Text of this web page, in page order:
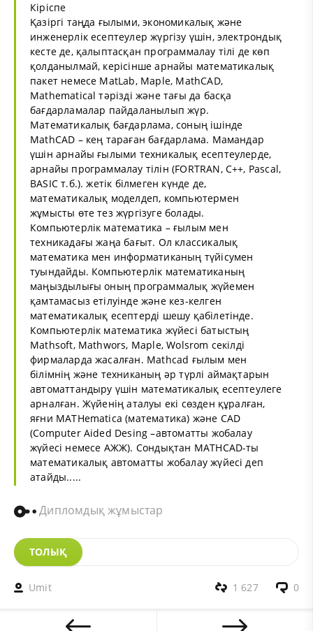
Кіріспе
Қазіргі таңда ғылыми, экономикалық және
инженерлік есептеулер жүргізу үшін, электрондық
кесте де, қалыптасқан программалау тілі де көп
қолданылмай, керісінше арнайы математикалық
пакет немесе МatLab, Maple, MathCAD,
Mathematical тәрізді және тағы да басқа
бағдарламалар пайдаланылып жүр.
Математикалық бағдарлама, соның ішінде
MathCAD – кең тараған бағдарлама. Мамандар
үшін арнайы ғылыми техникалық есептеулерде,
арнайы программалау тілін (FORTRAN, C++, Pascal,
BASIC т.б.). жетік білмеген күнде де,
математикалық моделдеп, компьютермен
жұмысты өте тез жүргізуге болады.
Компьютерлік математика – ғылым мен
техникадағы жаңа бағыт. Ол классикалық
математика мен информатиканың түйісумен
туындайды. Компьютерлік математиканың
маңыздылығы оның программалық жүйемен
қамтамасыз етілуінде және кез-келген
математикалық есептерді шешу қабілетінде.
Компьютерлік математика жүйесі батыстың
Mathsoft, Mathwors, Maple, Wolsrom секілді
фирмаларда жасалған. Mathcad ғылым мен
білімнің және техниканың әр түрлі аймақтарын
автоматтандыру үшін математикалық есептеулеге
арналған. Жүйенің аталуы екі сөзден құралған,
яғни MATHematica (математика) және САD
(Computer Aided Desing –автоматты жобалау
жүйесі немесе АЖЖ). Сондықтан MATHCAD-ты
математикалық автоматты жобалау жүйесі деп
атайды.....
Дипломдық жұмыстар
ТОЛЫҚ
Umit 0
1 627